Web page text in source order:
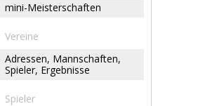
mini-Meisterschaften
Vereine
Adressen, Mannschaften,
Spieler, Ergebnisse
Spieler